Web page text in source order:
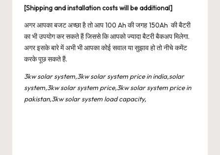
[Shipping and installation costs will be additional]
अगर आपका बजट अच्छा है तो आप 100 Ah की जगह 150Ah की बैटरी
का भी उपयोग कर सकते हैं जिससे कि आपको ज्यादा बैटरी बैकअप मिलेगा.
अगर इसके बारे में अभी भी आपका कोई सवाल या सुझाव हो तो नीचे कमेंट
करके पूछ सकते हैं.
3kw solar system,3kw solar system price in india,solar
system,3kw solar system price,3kw solar system price in
pakistan,3kw solar system load capacity,